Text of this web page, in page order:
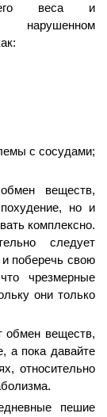
веса и
нарушенном
с сосудами;
веществ,
но и
комплексно.
следует
поберечь свою
чрезмерные
они только
обмен веществ,
а пока давайте
относительно
пешие